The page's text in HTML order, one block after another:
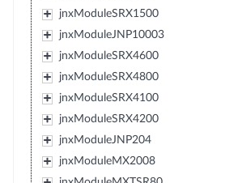
jnxModuleSRX1500
jnxModuleJNP10003
jnxModuleSRX4600
jnxModuleSRX4800
jnxModuleSRX4100
jnxModuleSRX4200
jnxModuleJNP204
jnxModuleMX2008